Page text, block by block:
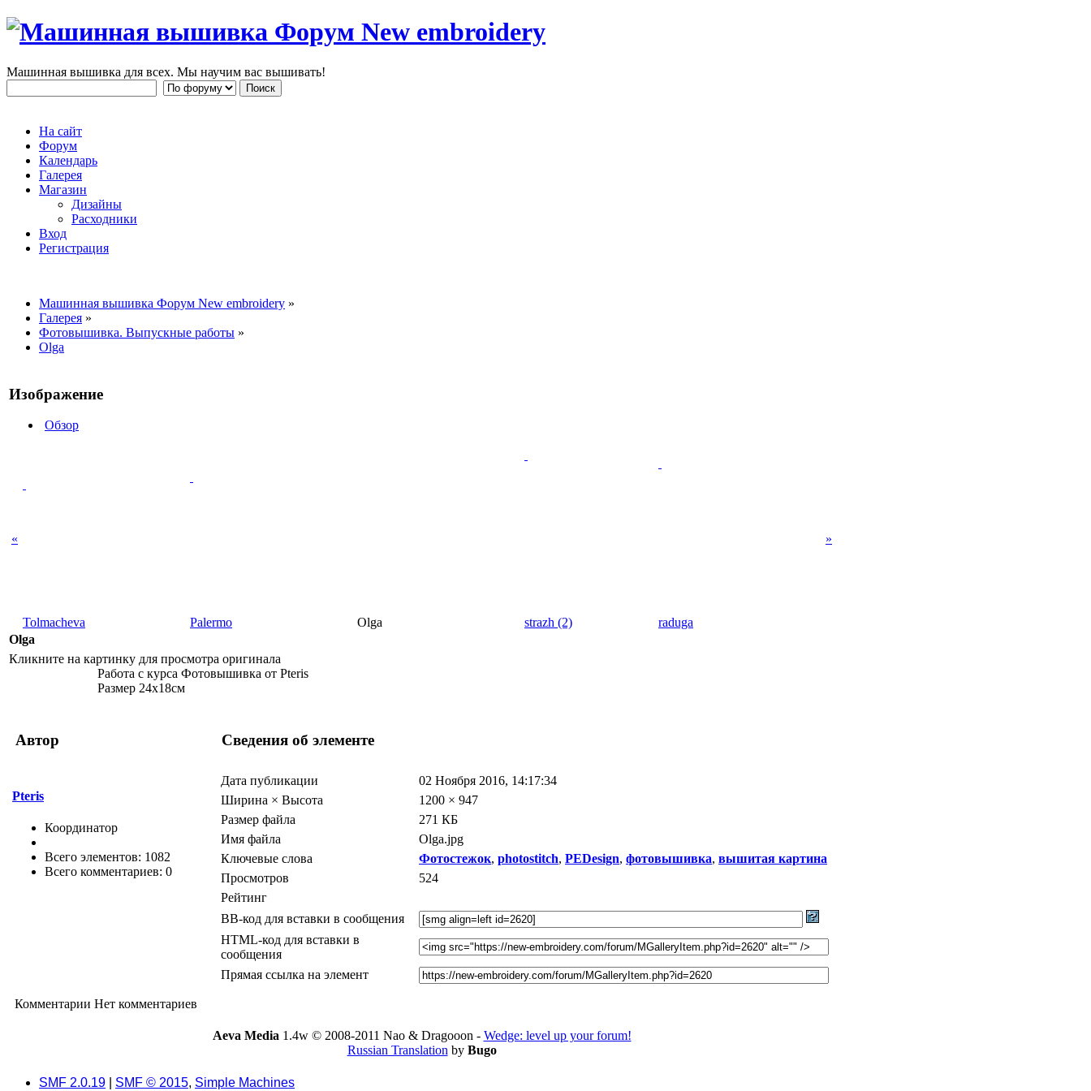
Машинная вышивка для всех. Мы научим вас вышивать!
На сайт
Форум
Календарь
Галерея
Магазин
Дизайны
Расходники
Вход
Регистрация
Машинная вышивка Форум New embroidery »
Галерея »
Фотовышивка. Выпускные работы »
Olga
Изображение
Обзор
« »
Tolmacheva Palermo Olga strazh (2)
raduga
Olga
Кликните на картинку для просмотра оригинала
Работа с курса Фотовышивка от Pteris
Размер 24х18см
Автор Сведения об элементе
Pteris
Координатор
Всего элементов: 1082
Всего комментариев: 0
Дата публикации
02 Ноября 2016, 14:17:34
Ширина × Высота
1200 × 947
Размер файла
271 КБ
Имя файла
Olga.jpg
Ключевые слова
Фотостежок, photostitch, PEDesign, фотовышивка, вышитая картина
Просмотров
524
Рейтинг
BB-код для вставки в сообщения
HTML-код для вставки в
сообщения
Прямая ссылка на элемент
Комментарии Нет комментариев
Aeva Media 1.4w © 2008-2011 Nao & Dragooon - Wedge: level up your forum!
Russian Translation by Bugo
SMF 2.0.19 SMF © 2015, Simple Machines